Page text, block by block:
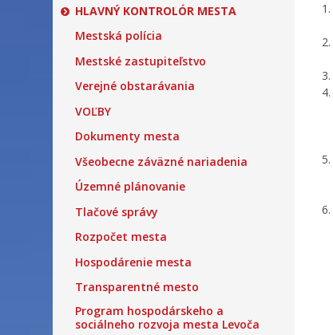
HLAVNÝ KONTROLÓR MESTA
Mestská polícia
Mestské zastupiteľstvo
Verejné obstarávania
VOĽBY
Dokumenty mesta
Všeobecne záväzné nariadenia
Územné plánovanie
Tlačové správy
Rozpočet mesta
Hospodárenie mesta
Transparentné mesto
Program hospodárskeho a
sociálneho rozvoja mesta Levoča